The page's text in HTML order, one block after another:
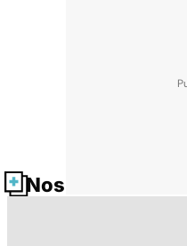
Nos fiches santé